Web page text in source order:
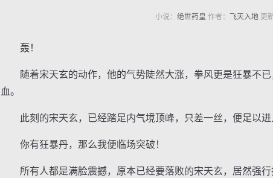
小说： 绝世药皇 作者： 飞天入地更
轰！
随着宋天玄的动作，他的气势陡然大涨，拳风更是狂暴不已
血。
此刻的宋天玄，已经踏足内气境顶峰，只差一丝，便足以进
你有狂暴丹，那么我便临场突破！
所有人都是满脸震撼，原本已经要落败的宋天玄，居然强行